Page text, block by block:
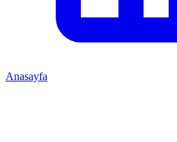
Anasayfa